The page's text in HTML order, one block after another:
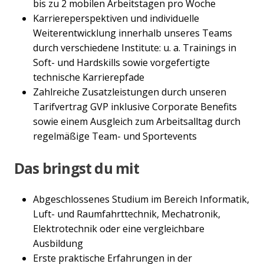
bis zu 2 mobilen Arbeitstagen pro Woche
Karriereperspektiven und individuelle
Weiterentwicklung innerhalb unseres Teams
durch verschiedene Institute: u. a. Trainings in
Soft- und Hardskills sowie vorgefertigte
technische Karrierepfade
Zahlreiche Zusatzleistungen durch unseren
Tarifvertrag GVP inklusive Corporate Benefits
sowie einem Ausgleich zum Arbeitsalltag durch
regelmäßige Team- und Sportevents
Das bringst du mit
Abgeschlossenes Studium im Bereich Informatik,
Luft- und Raumfahrttechnik, Mechatronik,
Elektrotechnik oder eine vergleichbare
Ausbildung
Erste praktische Erfahrungen in der